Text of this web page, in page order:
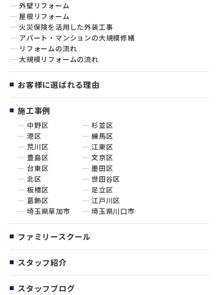
外壁リフォーム
屋根リフォーム
火災保険を活用した外装工事
アパート・マンションの大規模修繕
リフォームの流れ
大規模リフォームの流れ
お客様に選ばれる理由
施工事例
中野区
杉並区
港区
練馬区
荒川区
江東区
豊島区
文京区
台東区
墨田区
北区
世田谷区
板橋区
足立区
葛飾区
江戸川区
埼玉県草加市
埼玉県川口市
ファミリースクール
スタッフ紹介
スタッフブログ